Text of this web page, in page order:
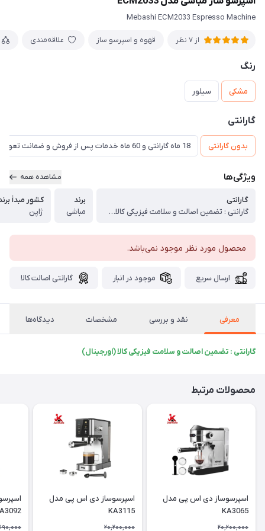
Mebashi ECM2033 Espresso Machine
از 7 نظر قهوه و اسپرسو ساز علاقه‌مندی
رنگ
مشکی سیلور
گارانتی
بدون گارانتی 18 ماه گارانتی و 60 ماه خدمات پس از فروش و ضمانت تعویض
ویژگی‌ها مشاهده همه
گارانتی
گارانتی : تضمین اصالت و سلامت فیزیکی کالا (اورجینال)
برند
مباشی
کشور مبدأ
ژاپن
محصول مورد نظر موجود نمی‌باشد.
ارسال سریع موجود در انبار گارانتی اصالت کالا
معرفی نقد و بررسی مشخصات دیدگاه‌ها
گارانتی : تضمین اصالت و سلامت فیزیکی کالا (اورجینال)
محصولات مرتبط
اسپرسوساز دی اس پی مدل
KA3065
20,200,000
اسپرسوساز دی اس پی مدل
KA3115
20,200,000